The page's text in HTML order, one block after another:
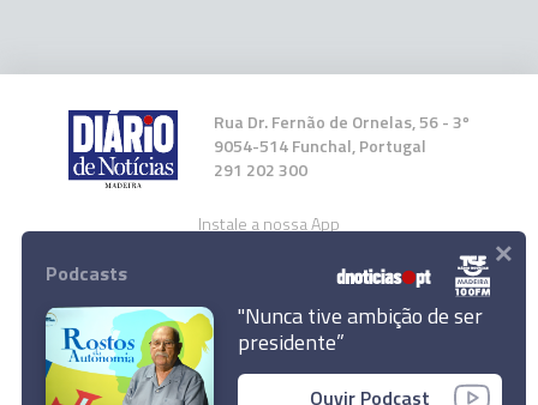
Rua Dr. Fernão de Ornelas, 56 - 3º
9054-514 Funchal, Portugal
291 202 300
Instale a nossa App
© 2023 Empresa Diário de Notícias, Lda.
Podcasts
"Nunca tive ambição de ser
presidente”
Ouvir Podcast
×